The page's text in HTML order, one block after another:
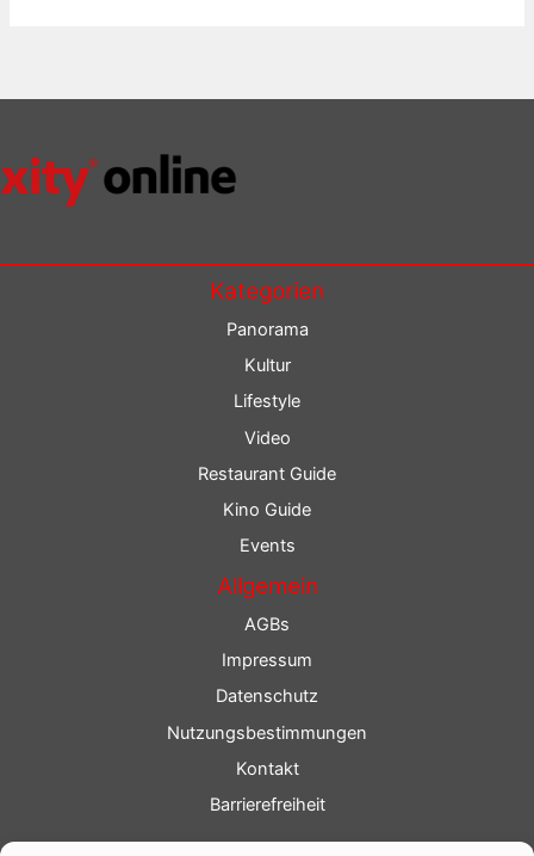
Kategorien
Panorama
Kultur
Lifestyle
Video
Restaurant Guide
Kino Guide
Events
Allgemein
AGBs
Impressum
Datenschutz
Nutzungsbestimmungen
Kontakt
Barrierefreiheit